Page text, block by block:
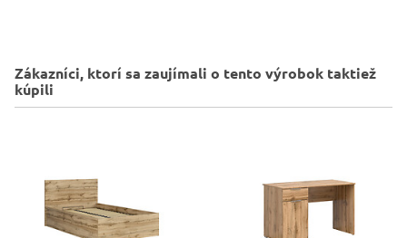
Zákazníci, ktorí sa zaujímali o tento výrobok taktiež
kúpili